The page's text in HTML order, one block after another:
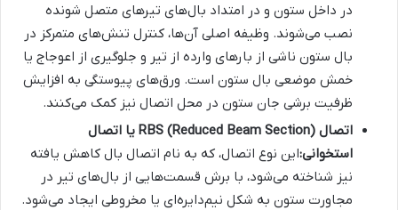
در داخل ستون و در امتداد بال‌های تیرهای متصل شونده
نصب می‌شوند. وظیفه اصلی آن‌ها، کنترل تنش‌های متمرکز در
بال ستون ناشی از بارهای وارده از تیر و جلوگیری از اعوجاج یا
خمش موضعی بال ستون است. ورق‌های پیوستگی به افزایش
ظرفیت برشی جان ستون در محل اتصال نیز کمک می‌کنند.
اتصال RBS (Reduced Beam Section) یا اتصال
استخوانی:این نوع اتصال، که به نام اتصال بال کاهش یافته
نیز شناخته می‌شود، با برش قسمت‌هایی از بال‌های تیر در
مجاورت ستون به شکل نیم‌دایره‌ای یا مخروطی ایجاد می‌شود.